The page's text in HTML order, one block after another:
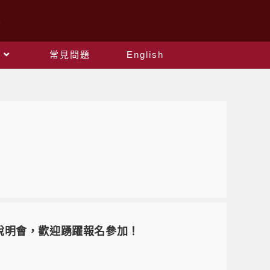
常見問題 English
會，歡迎踴躍報名參加！